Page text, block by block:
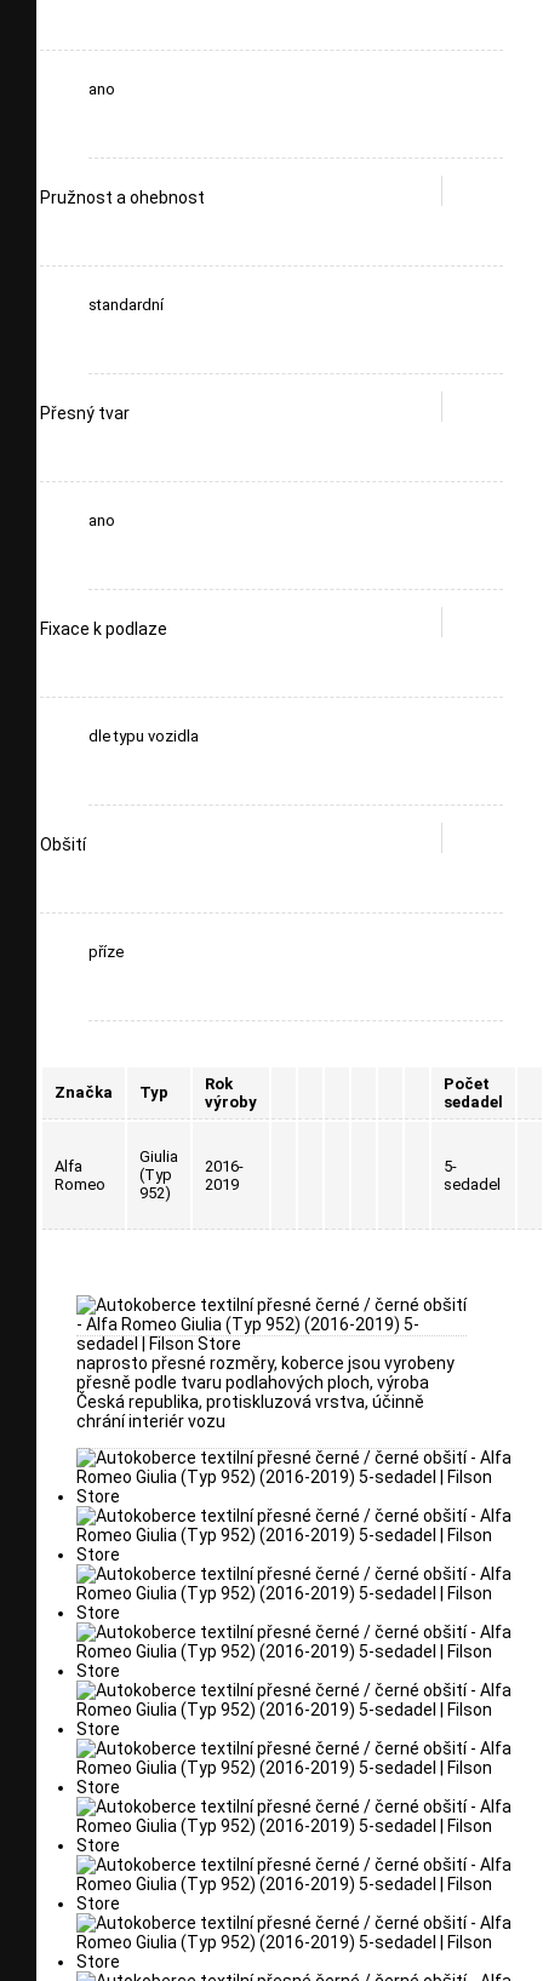
ano
Pružnost a ohebnost
standardní
Přesný tvar
ano
Fixace k podlaze
dle typu vozidla
Obšití
příze
Značka Typ
Rok
výroby
Počet
sedadel
Alfa
Romeo
Giulia
(Typ
952)
2016-
2019
5-
sedadel
naprosto přesné rozměry, koberce jsou vyrobeny
přesně podle tvaru podlahových ploch, výroba
Česká republika, protiskluzová vrstva, účinně
chrání interiér vozu